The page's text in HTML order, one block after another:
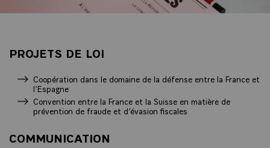
PROJETS DE LOI
Coopération dans le domaine de la défense entre la France et
l’Espagne
Convention entre la France et la Suisse en matière de
prévention de fraude et d’évasion fiscales
COMMUNICATION